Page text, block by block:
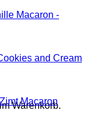
Warenkorb.
Macaron -
and Cream
Macaron